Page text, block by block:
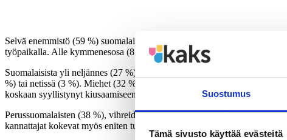
Suostumus
Tämä sivusto käyttää evästeitä
Selvä enemmistö (59 %) suomalaisista arvioi kokeneensa kiusaamista
työpaikalla. Alle kymmenesosa (8 %) arvioi tulleensa kiusatuksi netissä.
Suomalaisista yli neljännes (27 %) ilmoittaa joskus kiusanneensa
%) tai netissä (3 %). Miehet (32 %) uskovat naisia (21 %) useammin
koskaan syyllistynyt kiusaamiseen.
Perussuomalaisten (38 %), vihreiden (36 %) ja vasemmistoliiton (36 %)
kannattajat kokevat myös eniten tulleensa kiusatuiksi. Vähiten ovat